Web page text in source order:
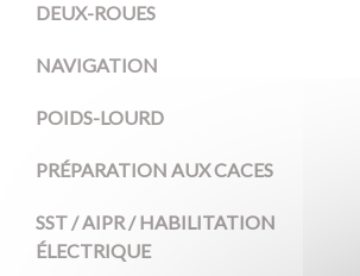
DEUX-ROUES
NAVIGATION
POIDS-LOURD
PRÉPARATION AUX CACES
SST / AIPR / HABILITATION
ÉLECTRIQUE